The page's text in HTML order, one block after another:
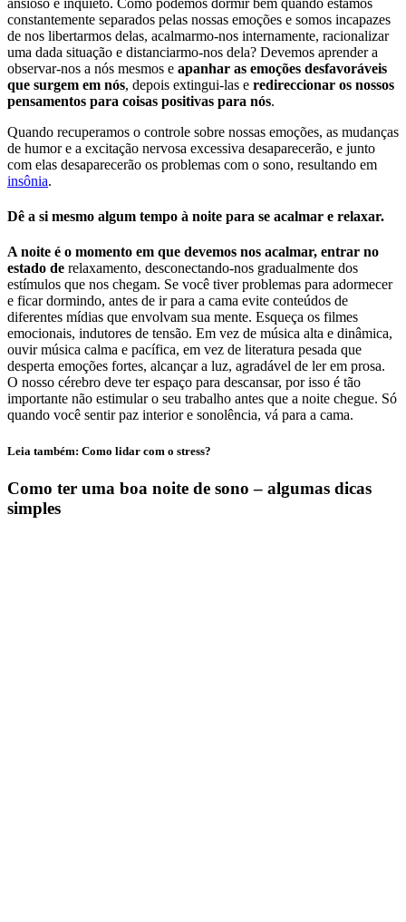
ansioso e inquieto. Como podemos dormir bem quando estamos
constantemente separados pelas nossas emoções e somos incapazes
de nos libertarmos delas, acalmarmo-nos internamente, racionalizar
uma dada situação e distanciarmo-nos dela? Devemos aprender a
observar-nos a nós mesmos e apanhar as emoções desfavoráveis
que surgem em nós, depois extingui-las e redireccionar os nossos
pensamentos para coisas positivas para nós.
Quando recuperamos o controle sobre nossas emoções, as mudanças
de humor e a excitação nervosa excessiva desaparecerão, e junto
com elas desaparecerão os problemas com o sono, resultando em
insônia.
Dê a si mesmo algum tempo à noite para se acalmar e relaxar.
A noite é o momento em que devemos nos acalmar, entrar no
estado de relaxamento, desconectando-nos gradualmente dos
estímulos que nos chegam. Se você tiver problemas para adormecer
e ficar dormindo, antes de ir para a cama evite conteúdos de
diferentes mídias que envolvam sua mente. Esqueça os filmes
emocionais, indutores de tensão. Em vez de música alta e dinâmica,
ouvir música calma e pacífica, em vez de literatura pesada que
desperta emoções fortes, alcançar a luz, agradável de ler em prosa.
O nosso cérebro deve ter espaço para descansar, por isso é tão
importante não estimular o seu trabalho antes que a noite chegue. Só
quando você sentir paz interior e sonolência, vá para a cama.
Leia também: Como lidar com o stress?
Como ter uma boa noite de sono – algumas dicas
simples